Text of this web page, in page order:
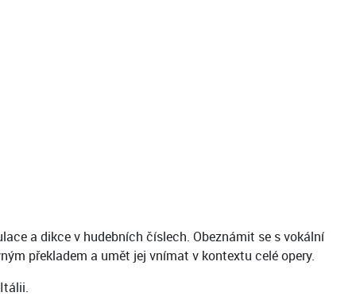
a dikce v hudebních číslech. Obeznámit se s vokální
překladem a umět jej vnímat v kontextu celé opery.